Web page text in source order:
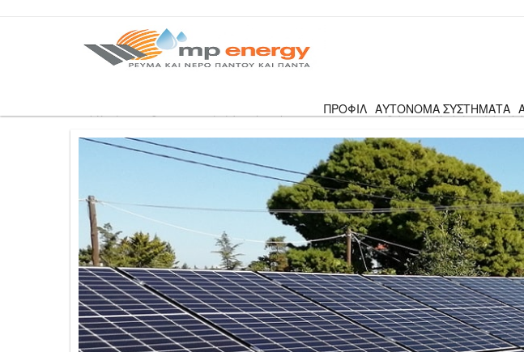
ΠΡΟΦΙΛ ΑΥΤΌΝΟΜΑ ΣΥΣΤΉΜΑΤΑ
Επιδότηση για φωτοβολταϊκά Net Metering για επιχειρήσεις